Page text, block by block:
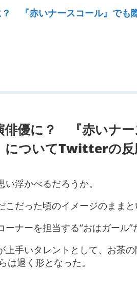
？ 『赤いナースコール』でも
俳優に？ 『赤いナ
についてTwitterの反
浮かべるだろうか。
だった頃のイメージのままと
ナーを担当する“おはガール”
手いタレントとして、お茶の
退く形となった。